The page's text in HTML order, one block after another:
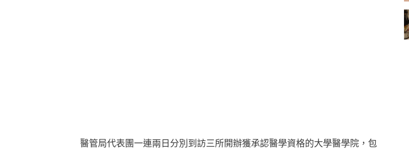
醫管局代表團一連兩日分別到訪三所開辦獲承認醫學資格的大學醫學院，包